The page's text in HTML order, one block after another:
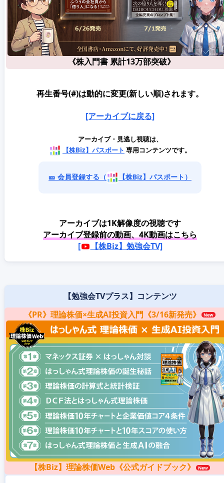
《株入門書 累計13万部突破》
再生番号(#)は動的に変更(新しい順)されます。
[アーカイブに戻る]
アーカイブ・見逃し視聴は、
【株Biz】パスポート 専用コンテンツです。
🎫 会員登録する（ 【株Biz】パスポート）
アーカイブは1K解像度の視聴です
アーカイブ登録前の動画、4K動画はこちら
[
【株Biz】勉強会TV]
【勉強会TVプラス】コンテンツ
《PR》理論株価×生成AI投資入門《3/16新発売》
【株Biz】理論株価Web《公式ガイドブック》